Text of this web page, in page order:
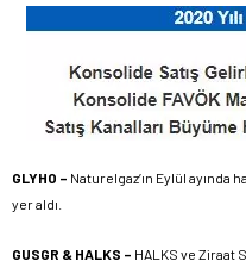
GLYHO – Naturelgaz’ın Eylül ayında
yer aldı.
GUSGR & HALKS – HALKS ve Ziraat